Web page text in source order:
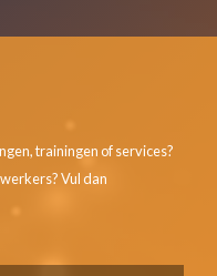
trainingen of services?
Vul dan